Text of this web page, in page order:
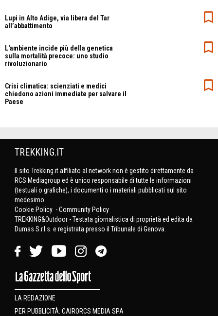
Lupi in Alto Adige, via libera del Tar
all’abbattimento
L'ambiente incide più della genetica
sulla mortalità precoce: uno studio
rivoluzionario
Crisi climatica: scienziati e medici
chiedono azioni immediate per salvare il
Paese
TREKKING.IT
Il sito Trekking.it affiliato al network non è gestito direttamente da
RCS Mediagroup ed è unico responsabile di tutte le informazioni
(testuali o grafiche), i documenti o i materiali pubblicati sul sito
medesimo
Cookie Policy -Community Policy
TREKKING&Outdoor - Testata giornalistica di proprietà ed edita da
Dumas S.r.l.s. e registrata presso il Tribunale di Genova.
LA REDAZIONE
PER PUBBLICITÀ: CAIRORCS MEDIA SPA